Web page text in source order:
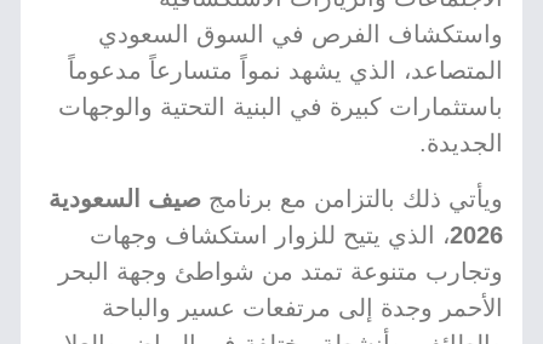
واستكشاف الفرص في السوق السعودي
المتصاعد، الذي يشهد نمواً متسارعاً مدعوماً
باستثمارات كبيرة في البنية التحتية والوجهات
الجديدة.
ويأتي ذلك بالتزامن مع برنامج صيف السعودية
2026، الذي يتيح للزوار استكشاف وجهات
وتجارب متنوعة تمتد من شواطئ وجهة البحر
الأحمر وجدة إلى مرتفعات عسير والباحة